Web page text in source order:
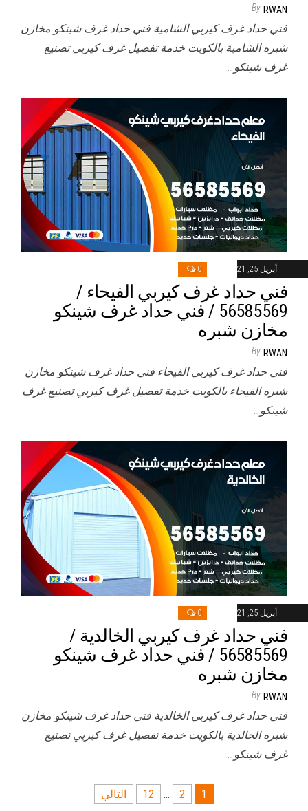
By RWAN
فني حداد غرف كيربي الشامية فني حداد غرف شينكو مخازن
شبره الشامية بالكويت خدمة تفصيل غرف كيربي تصنيع
غرف شينكو…
أبريل 25, 2021 0
فني حداد غرف كيربي الفيحاء /
56585569 / فني حداد غرف شينكو
مخازن شبره
By RWAN
فني حداد غرف كيربي الفيحاء فني حداد غرف شينكو مخازن
شبره الفيحاء بالكويت خدمة تفصيل غرف كيربي تصنيع غرف
شينكو…
أبريل 25, 2021 0
فني حداد غرف كيربي الخالدية /
56585569 / فني حداد غرف شينكو
مخازن شبره
By RWAN
فني حداد غرف كيربي الخالدية فني حداد غرف شينكو مخازن
شبره الخالدية بالكويت خدمة تفصيل غرف كيربي تصنيع
غرف شينكو…
1
2
…
12 التالي